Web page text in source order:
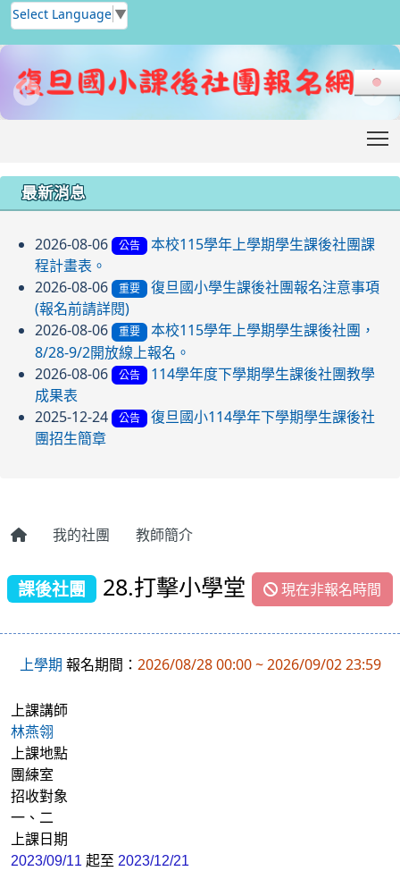
Select Language ▼
最新消息
2026-08-06 公告
本校115學年上學期學生課後社團課
程計畫表。
2026-08-06
重要
復旦國小學生課後社團報名注意事項
(報名前請詳閱)
2026-08-06
重要
本校115學年上學期學生課後社團，
8/28-9/2開放線上報名。
2026-08-06
公告
114學年度下學期學生課後社團教學
成果表
2025-12-24
公告
復旦國小114學年下學期學生課後社
團招生簡章
我的社團 教師簡介
課後社團 28.打擊小學堂 現在非報名時間
上學期 報名期間： 2026/08/28 00:00 ~ 2026/09/02 23:59
上課講師
林燕翎
上課地點
團練室
招收對象
一、二
上課日期
2023/09/11 起至 2023/12/21